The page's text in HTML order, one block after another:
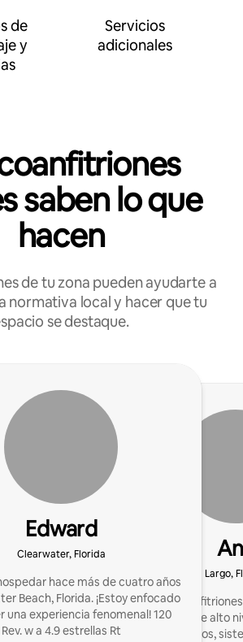
de
y
Servicios
adicionales
saben lo que
hacen
de tu zona pueden ayudarte a
normativa local y hacer que tu
se destaque.
Edward
Clearwater, Florida
hace más de cuatro años
Beach, Florida. ¡Estoy enfocado
una experiencia fenomenal! 120
Rev. w a 4.9 estrellas Rt
Largo,
Ayudo a los
inolvidables y de alto
bien pensados,